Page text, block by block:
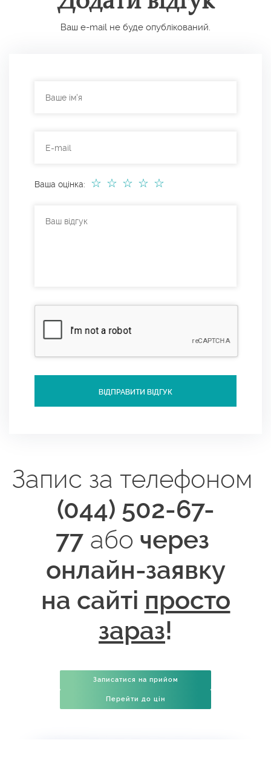
Ваш e-mail не буде опублікований.
Ваша оцінка: ☆
☆
☆
☆
☆
ВІДПРАВИТИ ВІДГУК
Запис за телефоном
(044) 502-67-
77 або через
онлайн-заявку
на сайті просто
зараз!
Записатися на прийом
Перейти до цін